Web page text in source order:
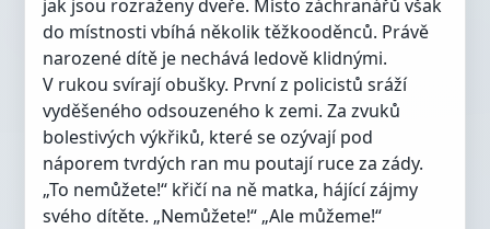
jak jsou rozraženy dveře. Místo záchranářů však
do místnosti vbíhá několik těžkooděnců. Právě
narozené dítě je nechává ledově klidnými.
V rukou svírají obušky. První z policistů sráží
vyděšeného odsouzeného k zemi. Za zvuků
bolestivých výkřiků, které se ozývají pod
náporem tvrdých ran mu poutají ruce za zády.
„To nemůžete!“ křičí na ně matka, hájící zájmy
svého dítěte. „Nemůžete!“ „Ale můžeme!“